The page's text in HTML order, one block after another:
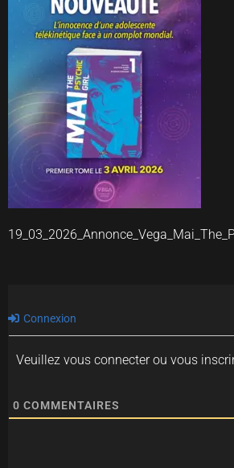
Connexion
Veuillez vous connecter ou vous
0 COMMENTAIRES